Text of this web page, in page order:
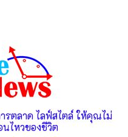
ตลาด ไลฟ์สไตล์ ให้คุณไม่
ไหวของชีวิต